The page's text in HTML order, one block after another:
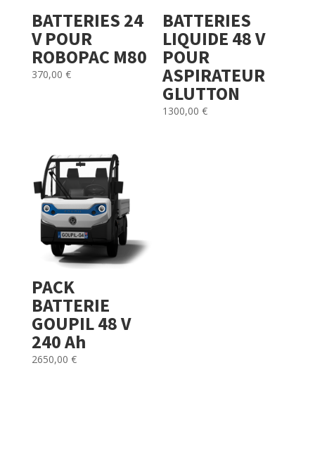
BATTERIES 24
V POUR
ROBOPAC M80
370,00 €
BATTERIES
LIQUIDE 48 V
POUR
ASPIRATEUR
GLUTTON
1300,00€
PACK
BATTERIE
GOUPIL 48 V
240 Ah
2650,00 €